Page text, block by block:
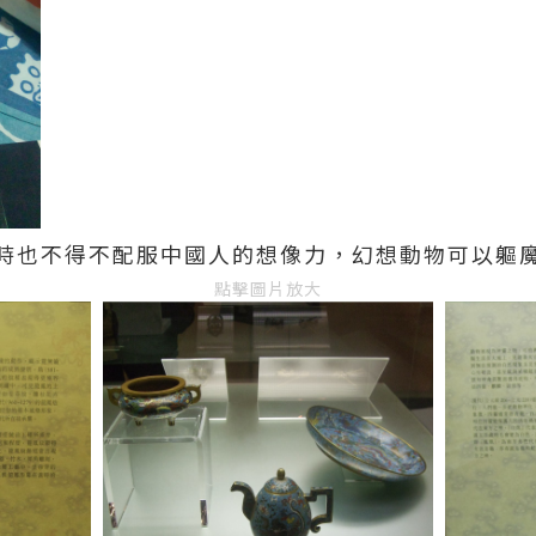
也不得不配服中國人的想像力，幻想動物可以軀
點擊圖片放大